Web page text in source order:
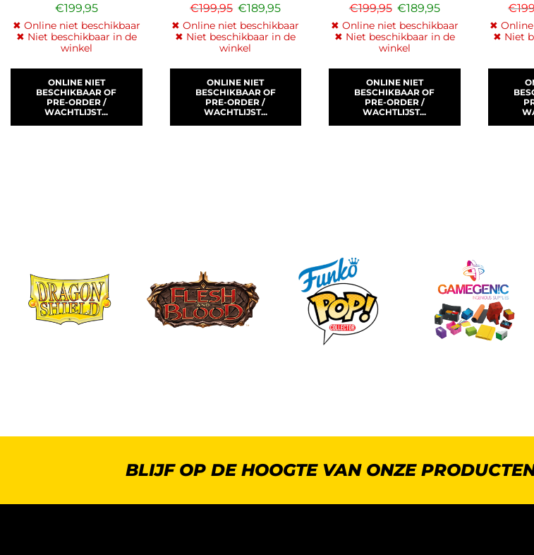
€199,95
✖ Online niet beschikbaar
✖ Niet beschikbaar in de
winkel
ONLINE NIET
BESCHIKBAAR OF
PRE-ORDER /
WACHTLIJST...
€199,95 €189,95
✖ Online niet beschikbaar
✖ Niet beschikbaar in de
winkel
ONLINE NIET
BESCHIKBAAR OF
PRE-ORDER /
WACHTLIJST...
€199,95 €189,95
✖ Online niet beschikbaar
✖ Niet beschikbaar in de
winkel
ONLINE NIET
BESCHIKBAAR OF
PRE-ORDER /
WACHTLIJST...
€
✖
✖ Niet
BLIJF OP DE HOOGTE VAN ONZE